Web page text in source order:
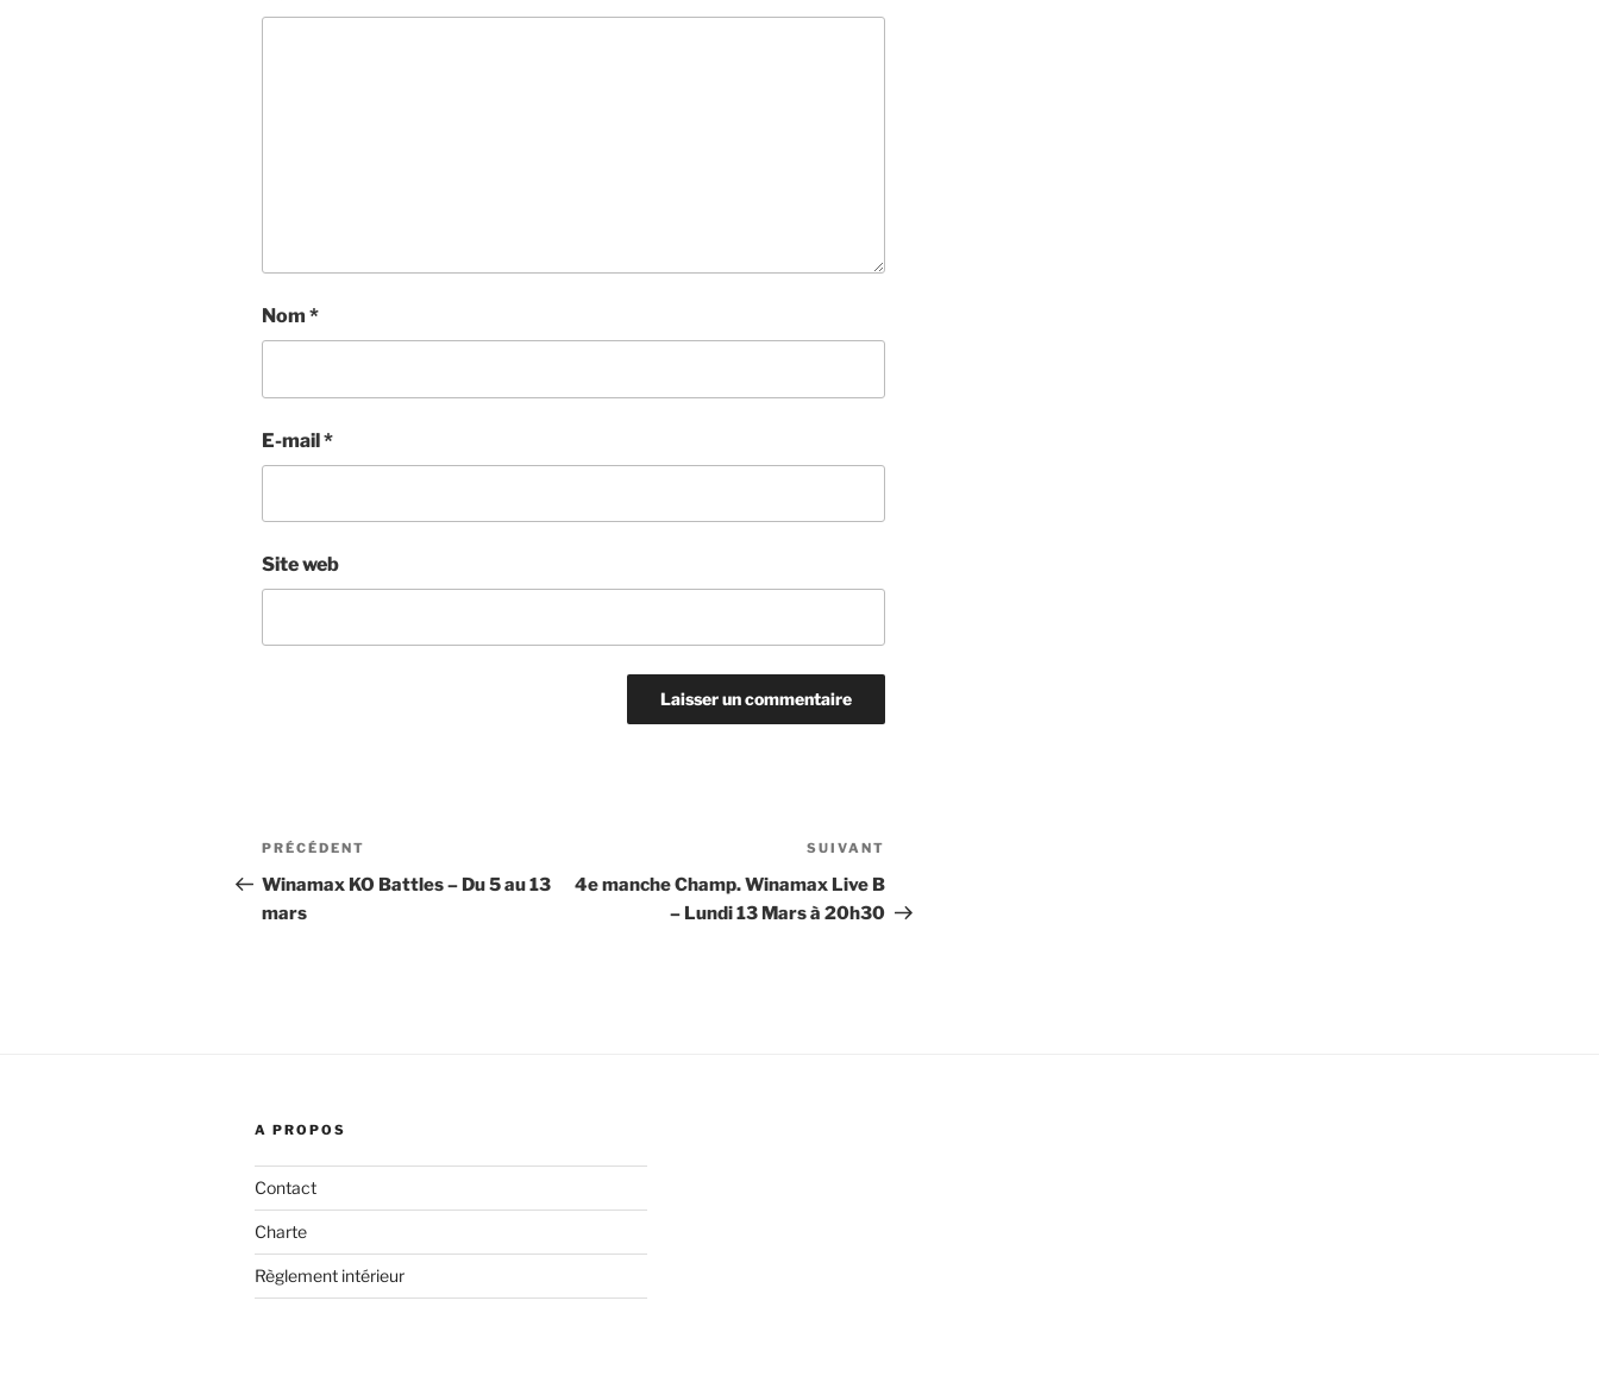
Nom *
E-mail*
Site web
Navigation
de
l’article
Article
précédent
PRÉCÉDENT
Winamax KO Battles – Du 5 au 13
mars
suivant
SUIVANT
4e manche Champ. Winamax Live B
– Lundi 13 Mars à 20h30
A PROPOS
Contact
Charte
Règlement intérieur